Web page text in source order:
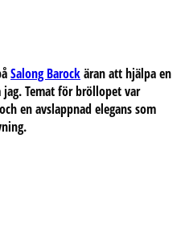
Salong Barockäran att hjälpa en
Temat för bröllopet var
en avslappnad elegans som